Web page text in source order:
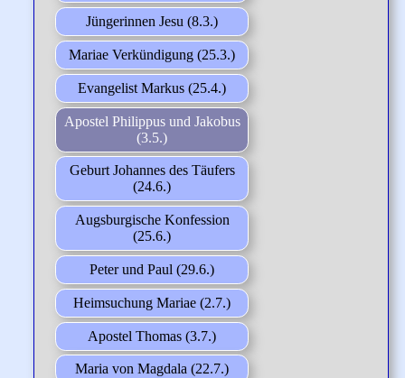
Jüngerinnen Jesu (8.3.)
Mariae Verkündigung (25.3.)
Evangelist Markus (25.4.)
Apostel Philippus und Jakobus
(3.5.)
Geburt Johannes des Täufers
(24.6.)
Augsburgische Konfession
(25.6.)
Peter und Paul (29.6.)
Heimsuchung Mariae (2.7.)
Apostel Thomas (3.7.)
Maria von Magdala (22.7.)